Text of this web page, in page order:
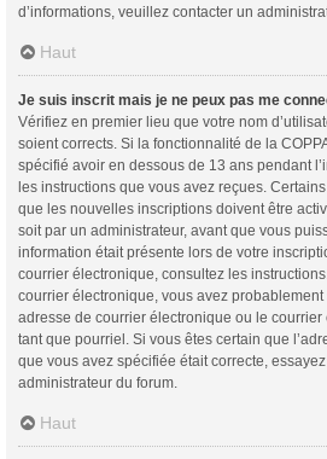
d’informations, veuillez contacter un
Haut
Je suis inscrit mais je ne peux pas me
Vérifiez en premier lieu que votre nom
soient corrects. Si la fonctionnalité de la
spécifié avoir en dessous de 13 ans pendant
les instructions que vous avez reçues.
que les nouvelles inscriptions doivent être
soit par un administrateur, avant que vous
information était présente lors de votre
courrier électronique, consultez les
courrier électronique, vous avez
adresse de courrier électronique ou le
tant que pourriel. Si vous êtes certain que
que vous avez spécifiée était correcte,
administrateur du forum.
Haut